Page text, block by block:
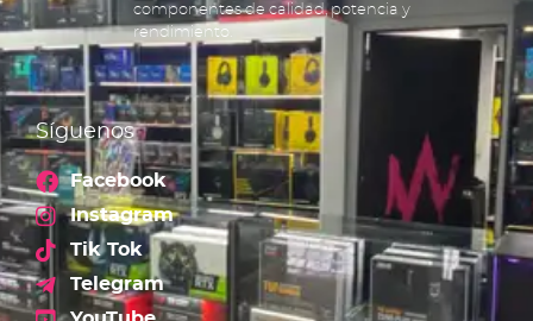
componentes de calidad, potencia y
rendimiento.
Síguenos
Facebook
Instagram
Tik Tok
Telegram